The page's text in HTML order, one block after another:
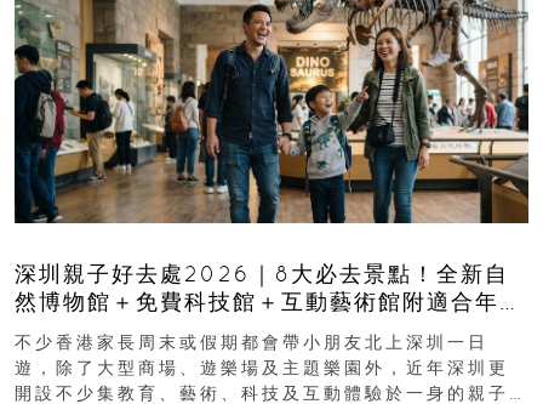
深圳親子好去處2026｜8大必去景點！全新自
然博物館＋免費科技館＋互動藝術館附適合年
齡、交通、門票、開放時間
不少香港家長周末或假期都會帶小朋友北上深圳一日
遊，除了大型商場、遊樂場及主題樂園外，近年深圳更
開設不少集教育、藝術、科技及互動體驗於一身的親子